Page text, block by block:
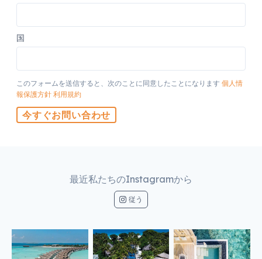
国
このフォームを送信すると、次のことに同意したことになります 個人情
報保護方針 利用規約
今すぐお問い合わせ
最近私たちのInstagramから
従う